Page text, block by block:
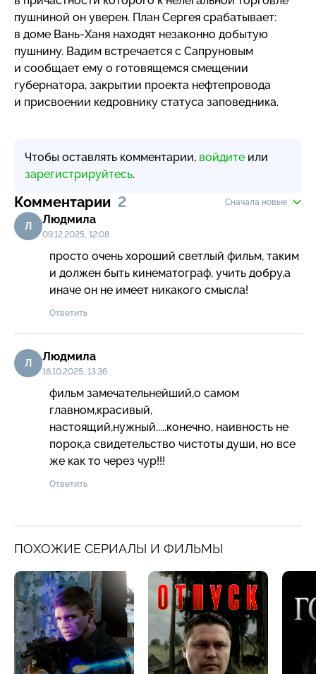
пушниной он уверен. План Сергея срабатывает:
в доме Вань-Ханя находят незаконно добытую
пушнину. Вадим встречается с Сапруновым
и сообщает ему о готовящемся смещении
губернатора, закрытии проекта нефтепровода
и присвоении кедровнику статуса заповедника.
Чтобы оставлять комментарии, войдите или
зарегистрируйтесь.
Комментарии 2 Сначала новые
Л Людмила
09.12.2025, 12:08
просто очень хороший светлый фильм, таким
и должен быть кинематограф, учить добру,а
иначе он не имеет никакого смысла!
Ответить
Л Людмила
16.10.2025, 13:36
фильм замечательнейший,о самом
главном,красивый,
настоящий,нужный.....конечно, наивность не
порок,а свидетельство чистоты души, но все
же как то через чур!!!
Ответить
ПОХОЖИЕ СЕРИАЛЫ И ФИЛЬМЫ